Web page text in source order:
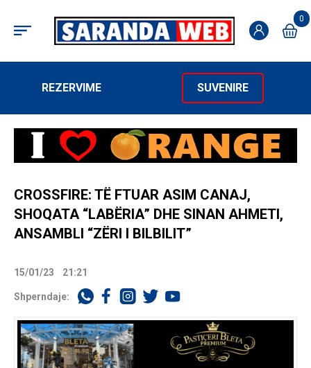
0
REZERVIME SUVENIRE
CROSSFIRE: TË FTUAR ASIM CANAJ,
SHOQATA “LABËRIA” DHE SINAN AHMETI,
ANSAMBLI “ZËRI I BILBILIT”
15/01/23 21:21
Shperndaje: